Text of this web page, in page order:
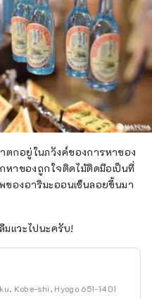
ตกอยู่ในภวังค์ของการหาของ
หาของถูกใจติดไม้ติดมือเป็นที่
ของอาริมะออนเซ็นลอยขึ้นมา
มแวะไปนะครับ!
Kobe-shi, Hyogo 651-1401